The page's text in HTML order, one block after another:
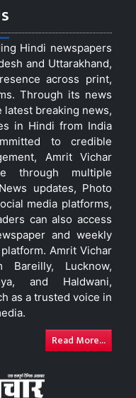
Hindi newspapers
and Uttarakhand,
across print,
Through its news
breaking news,
in Hindi from India
to credible
Amrit Vichar
through multiple
updates, Photo
media platforms,
can also access
and weekly
Amrit Vichar
Lucknow,
and Haldwani,
as a trusted voice in
Read More...